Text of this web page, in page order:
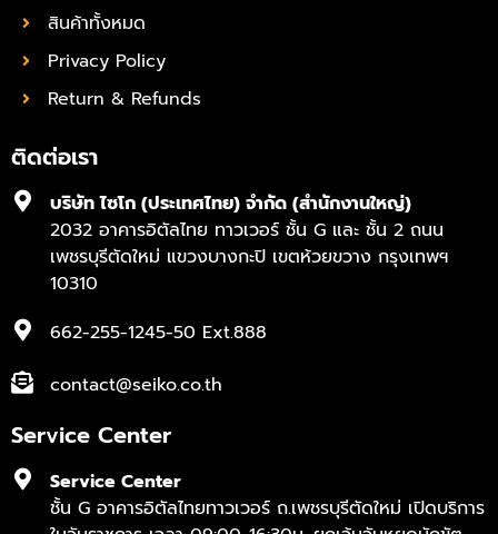
สินค้าทั้งหมด
Privacy Policy
Return & Refunds
ติดต่อเรา
บริษัท ไซโก (ประเทศไทย) จำกัด (สำนักงานใหญ่)
2032 อาคารอิตัลไทย ทาวเวอร์ ชั้น G และ ชั้น 2 ถนน
เพชรบุรีตัดใหม่ แขวงบางกะปิ เขตห้วยขวาง กรุงเทพฯ
10310
662-255-1245-50 Ext.888
contact@seiko.co.th
Service Center
Service Center
ชั้น G อาคารอิตัลไทยทาวเวอร์ ถ.เพชรบุรีตัดใหม่ เปิดบริการ